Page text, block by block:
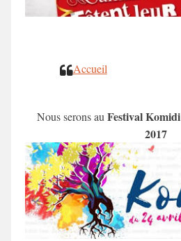
Accueil
Nous serons au Festival Komidi
2017